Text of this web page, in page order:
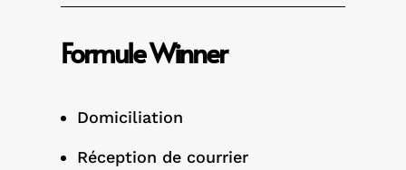
Formule Winner
Domiciliation
Réception de courrier